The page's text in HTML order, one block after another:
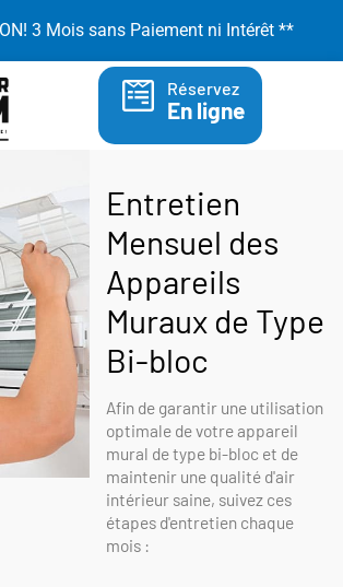
3 Mois sans Paiement ni Intérêt **
Réservez
En ligne
Entretien
Mensuel des
Appareils
Muraux de Type
Bi-bloc
Afin de garantir une utilisation
optimale de votre appareil
mural de type bi-bloc et de
maintenir une qualité d'air
intérieur saine, suivez ces
étapes d'entretien chaque
mois :